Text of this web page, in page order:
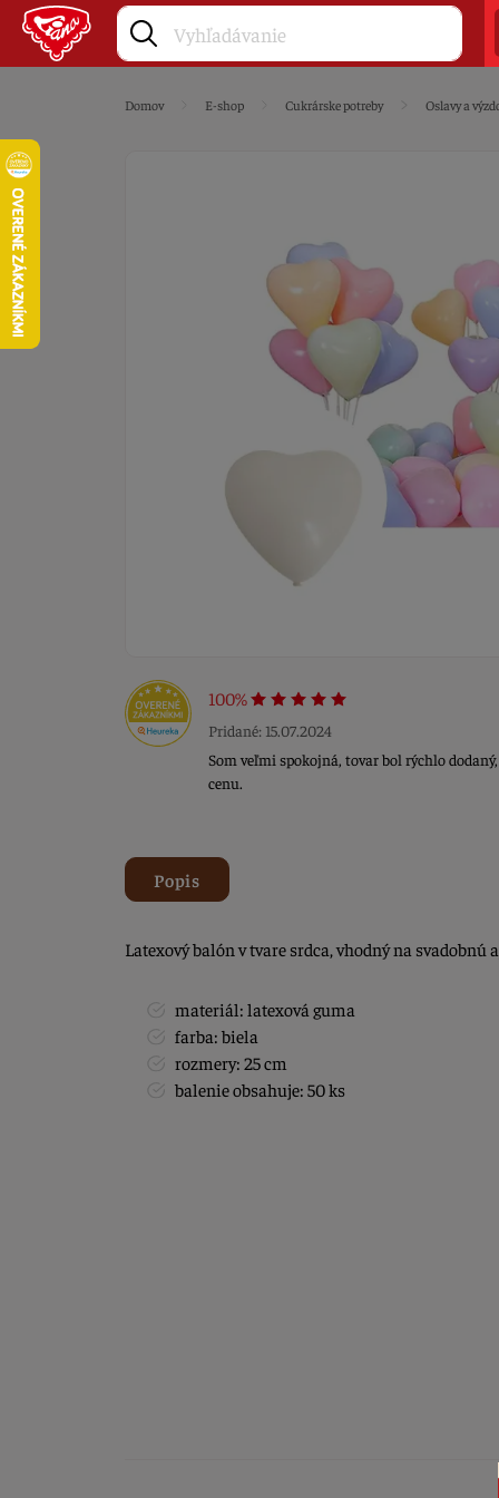
Domov E-shop Cukrárske potreby Oslavy a
100%
Pridané: 15.07.2024
Som veľmi spokojná, tovar bol rýchlo
cenu.
Popis
Latexový balón v tvare srdca, vhodný na svadobnú
materiál: latexová guma
farba: biela
rozmery: 25 cm
balenie obsahuje: 50 ks